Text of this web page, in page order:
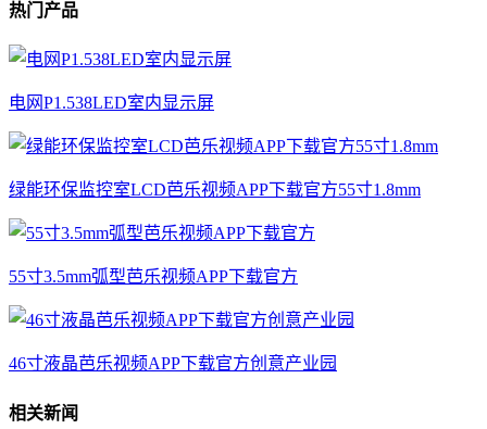
热门产品
电网P1.538LED室内显示屏
绿能环保监控室LCD芭乐视频APP下载官方55寸1.8mm
55寸3.5mm弧型芭乐视频APP下载官方
46寸液晶芭乐视频APP下载官方创意产业园
相关新闻